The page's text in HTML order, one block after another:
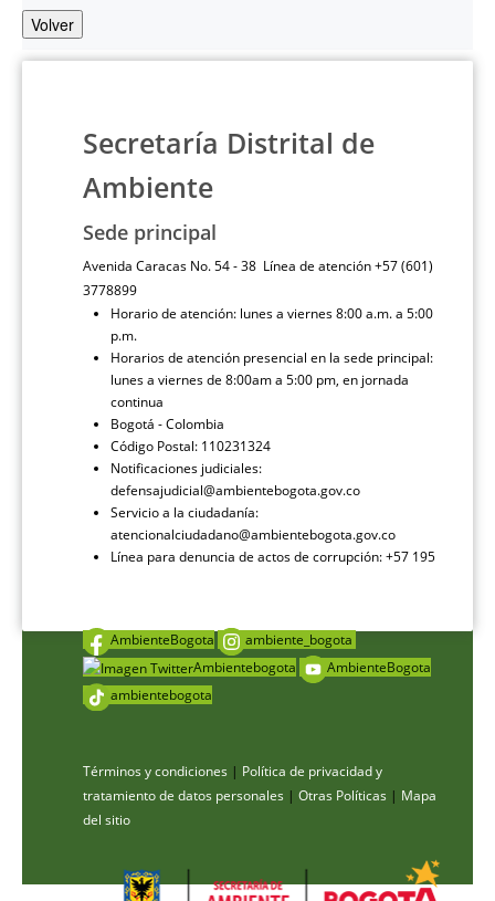
Volver
Secretaría Distrital de
Ambiente
Sede principal
Avenida Caracas No. 54 - 38 Línea de atención +57 (601)
3778899
Horario de atención: lunes a viernes 8:00 a.m. a 5:00
p.m.
Horarios de atención presencial en la sede principal:
lunes a viernes de 8:00am a 5:00 pm, en jornada
continua
Bogotá - Colombia
Código Postal: 110231324
Notificaciones judiciales:
defensajudicial@ambientebogota.gov.co
Servicio a la ciudadanía:
atencionalciudadano@ambientebogota.gov.co
Línea para denuncia de actos de corrupción: +57 195
AmbienteBogota
ambiente_bogota
Ambientebogota
AmbienteBogota
ambientebogota
Términos y condiciones | Política de privacidad y
tratamiento de datos personales | Otras Políticas | Mapa
del sitio